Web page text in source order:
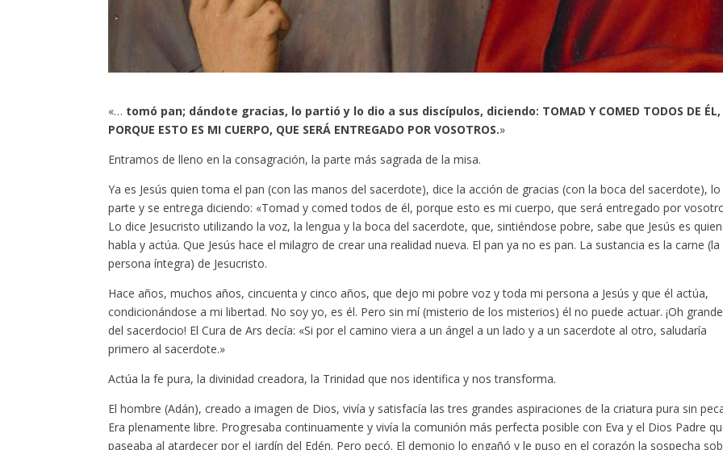
«… tomó pan; dándote gracias, lo partió y lo dio a sus discípulos, diciendo: TOMAD Y COMED TODOS DE ÉL,
PORQUE ESTO ES MI CUERPO, QUE SERÁ ENTREGADO POR VOSOTROS.»
Entramos de lleno en la consagración, la parte más sagrada de la misa.
Ya es Jesús quien toma el pan (con las manos del sacerdote), dice la acción de gracias (con la boca del sacerdote), lo
parte y se entrega diciendo: «Tomad y comed todos de él, porque esto es mi cuerpo, que será entregado por
Lo dice Jesucristo utilizando la voz, la lengua y la boca del sacerdote, que, sintiéndose pobre, sabe que Jesús es quien
habla y actúa. Que Jesús hace el milagro de crear una realidad nueva. El pan ya no es pan. La sustancia es la carne (la
persona íntegra) de Jesucristo.
Hace años, muchos años, cincuenta y cinco años, que dejo mi pobre voz y toda mi persona a Jesús y que él actúa,
condicionándose a mi libertad. No soy yo, es él. Pero sin mí (misterio de los misterios) él no puede actuar. ¡Oh
del sacerdocio! El Cura de Ars decía: «Si por el camino viera a un ángel a un lado y a un sacerdote al otro, saludaría
primero al sacerdote.»
Actúa la fe pura, la divinidad creadora, la Trinidad que nos identifica y nos transforma.
El hombre (Adán), creado a imagen de Dios, vivía y satisfacía las tres grandes aspiraciones de la criatura pura sin
Era plenamente libre. Progresaba continuamente y vivía la comunión más perfecta posible con Eva y el Dios Padre
paseaba al atardecer por el jardín del Edén. Pero pecó. El demonio lo engañó y le puso en el corazón la sospecha